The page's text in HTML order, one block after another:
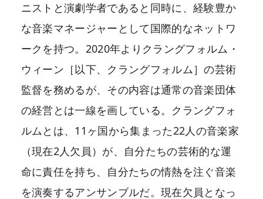
ニストと演劇学者であると同時に、経験豊か
な音楽マネージャーとして国際的なネットワ
ークを持つ。2020年よりクラングフォルム・
ウィーン［以下、クラングフォルム］の芸術
監督を務めるが、その内容は通常の音楽団体
の経営とは一線を画している。クラングフォ
ルムとは、11ヶ国から集まった22人の音楽家
（現在2人欠員）が、自分たちの芸術的な運
命に責任を持ち、自分たちの情熱を注ぐ音楽
を演奏するアンサンブルだ。現在欠員となっ